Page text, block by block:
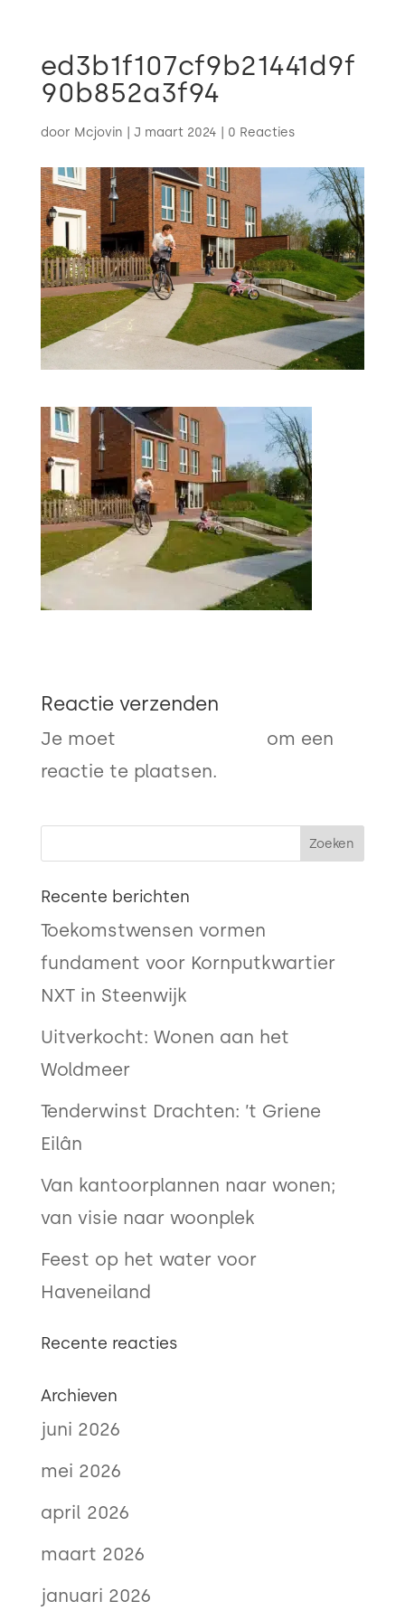
ed3b1f107cf9b21441d9f
90b852a3f94
door Mcjovin J maart 2024 0 Reacties
Reactie verzenden
Je moet
om een
reactie te plaatsen.
Recente berichten
Toekomstwensen vormen
fundament voor Kornputkwartier
NXT in Steenwijk
Uitverkocht: Wonen aan het
Woldmeer
Tenderwinst Drachten: ’t Griene
Eilân
Van kantoorplannen naar wonen;
van visie naar woonplek
Feest op het water voor
Haveneiland
Recente reacties
Archieven
juni 2026
mei 2026
april 2026
maart 2026
januari 2026